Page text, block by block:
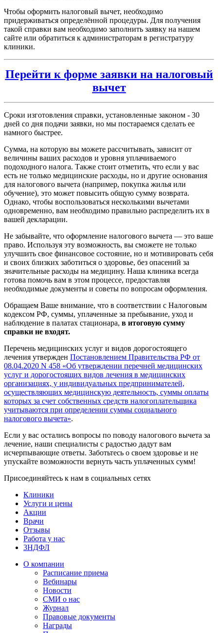
Чтобы оформить налоговый вычет, необходимо
придерживаться определённой процедуры. Для получения
такой справки вам необходимо заполнить заявку на нашем
сайте или обратиться к администраторам в регистратуру
клиники.
Перейти к форме заявки на налоговый
вычет
Сроки изготовления справки, установленные законом - 30
дней со дня подачи заявки, но мы постараемся сделать ее
намного быстрее.
Сумма, на которую вы можете рассчитывать, зависит от
величины ваших расходов и уровня уплачиваемого
подоходного налога. Также стоит отметить, что если у вас
есть не только медицинские расходы, но и другие основания
для налогового вычета (например, покупка жилья или
обучение), это может повысить общую сумму возврата.
Однако, чтобы воспользоваться несколькими вычетами
одновременно, вам необходимо правильно распределить их в
вашей декларации.
Не забывайте, что оформление налогового вычета — это ваше
право. Используя эту возможность, вы сможете не только
улучшить свое финансовое состояние, но и мотивировать себя
и своих близких заботиться о здоровье, без опасений за
значительные расходы на медицину. Наша клиника всегда
готова помочь вам в этом процессе, предоставляя
необходимые документы и советы по вопросам оформления.
Обращаем Ваше внимание, что в соответствии с Налоговым
кодексом РФ, суммы, уплаченные за пребывание, уход и
наблюдение в палатах стационара, в итоговую сумму
справки не входят.
Перечень медицинских услуг и видов дорогостоящего
лечения утвержден Постановлением Правительства РФ от
08.04.2020 N 458 «Об утверждении перечней медицинских
услуг и дорогостоящих видов лечения в медицинских
организациях, у индивидуальных предпринимателей,
осуществляющих медицинскую деятельность, суммы оплаты
которых за счет собственных средств налогоплательщика
учитываются при определении суммы социального
налогового вычета».
Если у вас остались вопросы по поводу налогового вычета за
лечение, наши специалисты с радостью дадут вам
исчерпывающие ответы. Заботьтесь о своем здоровье и не
упускайте возможности вернуть часть уплаченных сумм!
Присоединяйтесь к нам в социальных сетях
Клиники
Услуги и цены
Акции
Врачи
Отзывы
Работа у нас
3НДФЛ
О компании
Расписание приема
Вебинары
Новости
СМИ о нас
Журнал
Правовые документы
Награды